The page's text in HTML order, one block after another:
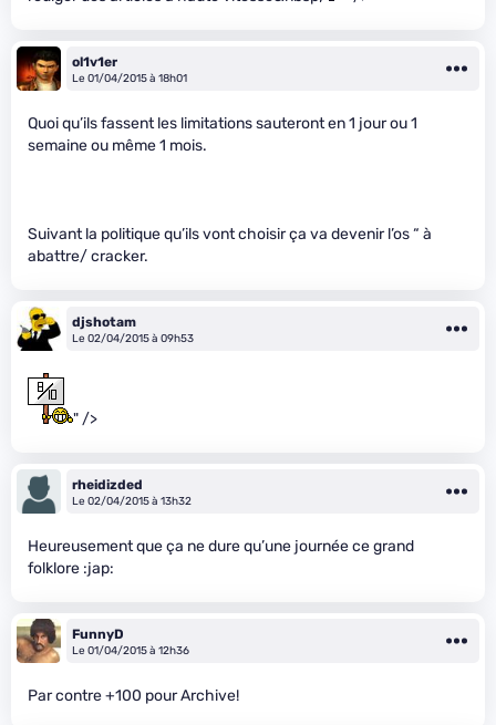
ol1v1er
Le 01/04/2015 à 18h01
Quoi qu’ils fassent les limitations sauteront en 1 jour ou 1
semaine ou même 1 mois.
Suivant la politique qu’ils vont choisir ça va devenir l’os “ à
abattre/ cracker.
djshotam
Le 02/04/2015 à 09h53
" />
rheidizded
Le 02/04/2015 à 13h32
Heureusement que ça ne dure qu’une journée ce grand
folklore :jap:
FunnyD
Le 01/04/2015 à 12h36
Par contre +100 pour Archive!